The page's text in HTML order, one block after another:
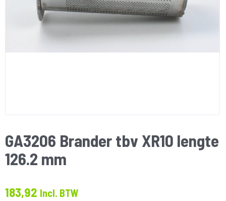
GA3206 Brander tbv XR10 lengte
126.2 mm
183,92 Incl. BTW